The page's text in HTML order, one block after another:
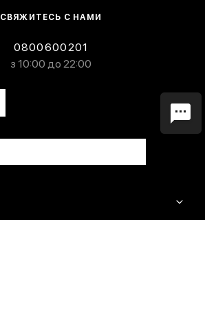
СВЯЖИТЕСЬ С НАМИ
0800600201
з 10:00 до 22:00